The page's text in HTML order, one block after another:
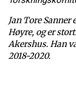
Jan Tore Sanner
Høyre, og er
Akershus. Han
2018-2020.